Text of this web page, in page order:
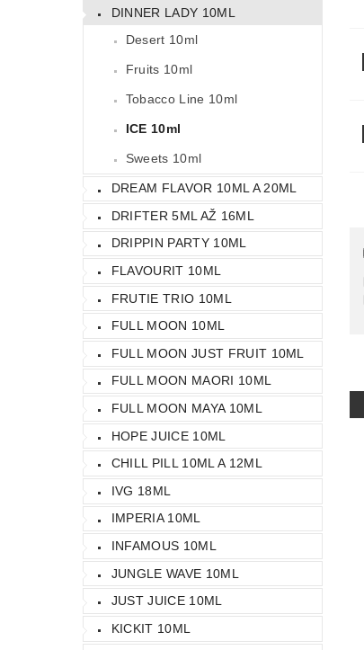
DINNER LADY 10ML
Desert 10ml
Fruits 10ml
Tobacco Line 10ml
ICE 10ml
Sweets 10ml
DREAM FLAVOR 10ML A 20ML
DRIFTER 5ML AŽ 16ML
DRIPPIN PARTY 10ML
FLAVOURIT 10ML
FRUTIE TRIO 10ML
FULL MOON 10ML
FULL MOON JUST FRUIT 10ML
FULL MOON MAORI 10ML
FULL MOON MAYA 10ML
HOPE JUICE 10ML
CHILL PILL 10ML A 12ML
IVG 18ML
IMPERIA 10ML
INFAMOUS 10ML
JUNGLE WAVE 10ML
JUST JUICE 10ML
KICKIT 10ML